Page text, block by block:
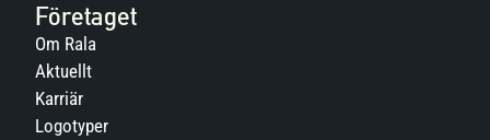
Företaget
Om Rala
Aktuellt
Karriär
Logotyper